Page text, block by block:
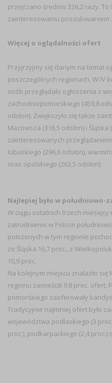
przejrzano średnio 326,2 razy. To
zainteresowaniu
Więcej o oglądalności ofert
Przyjrzyjmy się danym na temat
poszczególnych regionach. W IV
osób przeglądało ogłoszenia z
zachodniopomorskiego (459,8
odsłon). Zwiększyło się także
Mazowsza (316,5 odsłon) i Śląska
zainteresowanych
lubuskiego (296,6 odsłon),
oraz opolskiego (263,5 odsłon).
Najlepiej było w południowo-
W ciągu ostatnich trzech miesięcy
zatrudnienie w Polsce
położonych w tym regionie
ze Śląska 16,7 proc., z
10,9 proc.
Na kolejnym miejscu znalazło
regionu zamieścili 9,8 proc. ofert.
pomorskiego zaoferowały
Tradycyjnie najmniej ofert było
województwa podlaskiego (3
proc.), podkarpackiego (2,4 proc.)